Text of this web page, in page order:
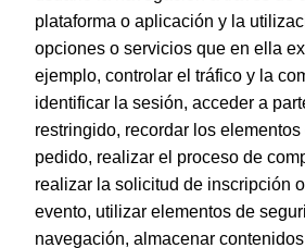
plataforma o aplicación y la
opciones o servicios que en ella
ejemplo, controlar el tráfico y la
identificar la sesión, acceder a
restringido, recordar los
pedido, realizar el proceso de
realizar la solicitud de inscripción
evento, utilizar elementos de
navegación, almacenar